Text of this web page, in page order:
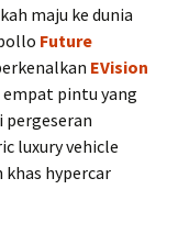
maju ke dunia
Future
EVision
pintu yang
pergeseran
luxury vehicle
khas hypercar